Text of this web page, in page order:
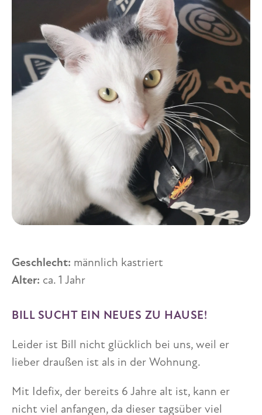
Geschlecht: männlich kastriert
Alter: ca. 1 Jahr
BILL SUCHT EIN NEUES ZU HAUSE!
Leider ist Bill nicht glücklich bei uns, weil er
lieber draußen ist als in der Wohnung.
Mit Idefix, der bereits 6 Jahre alt ist, kann er
nicht viel anfangen, da dieser tagsüber viel